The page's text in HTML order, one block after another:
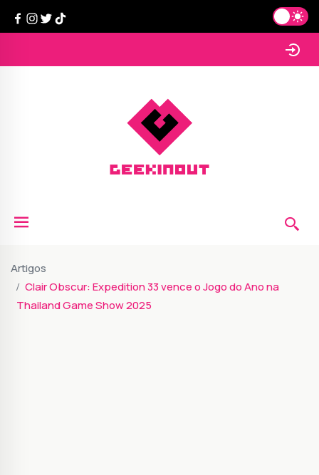
Artigos
Clair Obscur: Expedition 33 vence o Jogo do Ano na
Thailand Game Show 2025